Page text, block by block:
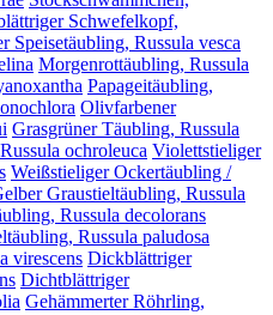
Schwefelkopf,
Speisetäubling, Russula vesca
Morgenrottäubling, Russula
Papageitäubling,
Olivfarbener
Grasgrüner Täubling, Russula
ochroleuca Violettstieliger
Weißstieliger Ockertäubling /
Graustieltäubling, Russula
Russula decolorans
Russula paludosa
virescens Dickblättriger
Dichtblättriger
Gehämmerter Röhrling,